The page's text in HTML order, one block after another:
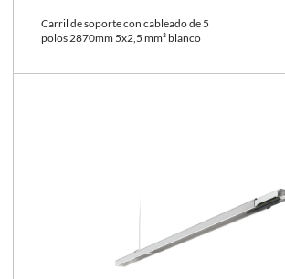
Carril de soporte con cableado de 5
polos 2870mm 5x2,5 mm² blanco